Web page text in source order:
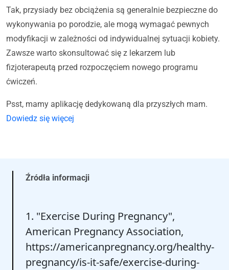
Tak, przysiady bez obciążenia są generalnie bezpieczne do
wykonywania po porodzie, ale mogą wymagać pewnych
modyfikacji w zależności od indywidualnej sytuacji kobiety.
Zawsze warto skonsultować się z lekarzem lub
fizjoterapeutą przed rozpoczęciem nowego programu
ćwiczeń.
Psst, mamy aplikację dedykowaną dla przyszłych mam.
Dowiedz się więcej
Źródła informacji
1. "Exercise During Pregnancy",
American Pregnancy Association,
https://americanpregnancy.org/healthy-
pregnancy/is-it-safe/exercise-during-